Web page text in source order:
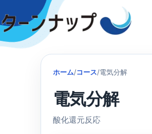
to
content
ホーム/コース/電気分解
電気分解
酸化還元反応